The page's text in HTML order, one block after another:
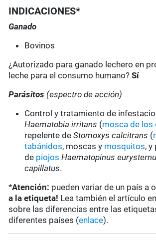
INDICACIONES*
Ganado
Bovinos
¿Autorizado para ganado lechero en
leche para el consumo humano?Sí
Parásitos (espectro de acción)
Control y tratamiento de
Haematobia irritans (mosca de los
repelente deStomoxys calcitrans (
tabánidos, moscas y mosquitos, y
de piojos Haematopinus
capillatus.
*Atención: pueden variar de un país a
a la etiqueta! Lea también el artículo
sobre las diferencias entre las
diferentes países (enlace).